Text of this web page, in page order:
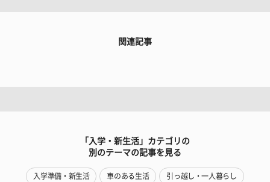
関連記事
「入学・新生活」カテゴリの
別のテーマの記事を見る
入学準備・新生活 車のある生活 引っ越し・一人暮らし